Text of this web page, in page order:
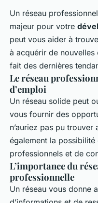
Un réseau
majeur pour votre
peut vous aider à
à acquérir de nouvelles
fait des dernières
Le réseau
d’emploi
Un réseau solide peut
vous fournir des
n’auriez pas pu
également la possibilité
professionnels et de
L’importance du
professionnelle
Un réseau vous donne